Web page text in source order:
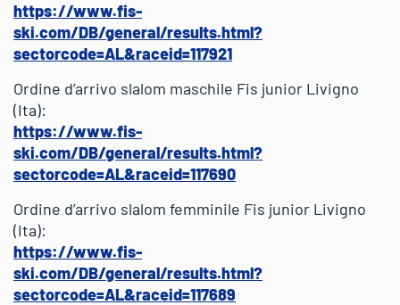
https://www.fis-
ski.com/DB/general/results.html?
sectorcode=AL&raceid=117921
Ordine d’arrivo slalom maschile Fis junior Livigno
(Ita):
https://www.fis-
ski.com/DB/general/results.html?
sectorcode=AL&raceid=117690
Ordine d’arrivo slalom femminile Fis junior Livigno
(Ita):
https://www.fis-
ski.com/DB/general/results.html?
sectorcode=AL&raceid=117689